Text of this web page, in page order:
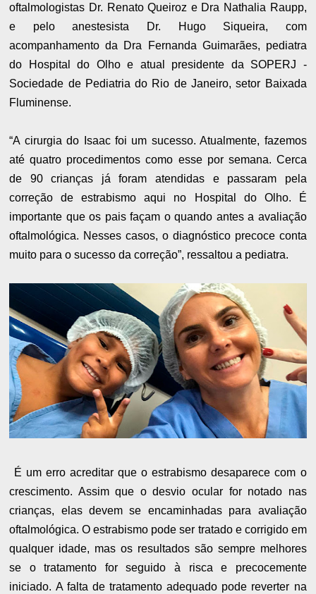
oftalmologistas Dr. Renato Queiroz e Dra Nathalia Raupp,
e pelo anestesista Dr. Hugo Siqueira, com
acompanhamento da Dra Fernanda Guimarães, pediatra
do Hospital do Olho e atual presidente da SOPERJ -
Sociedade de Pediatria do Rio de Janeiro, setor Baixada
Fluminense.
“A cirurgia do Isaac foi um sucesso. Atualmente, fazemos
até quatro procedimentos como esse por semana. Cerca
de 90 crianças já foram atendidas e passaram pela
correção de estrabismo aqui no Hospital do Olho. É
importante que os pais façam o quando antes a avaliação
oftalmológica. Nesses casos, o diagnóstico precoce conta
muito para o sucesso da correção”, ressaltou a pediatra.
É um erro acreditar que o estrabismo desaparece com o
crescimento. Assim que o desvio ocular for notado nas
crianças, elas devem se encaminhadas para avaliação
oftalmológica. O estrabismo pode ser tratado e corrigido em
qualquer idade, mas os resultados são sempre melhores
se o tratamento for seguido à risca e precocemente
iniciado. A falta de tratamento adequado pode reverter na